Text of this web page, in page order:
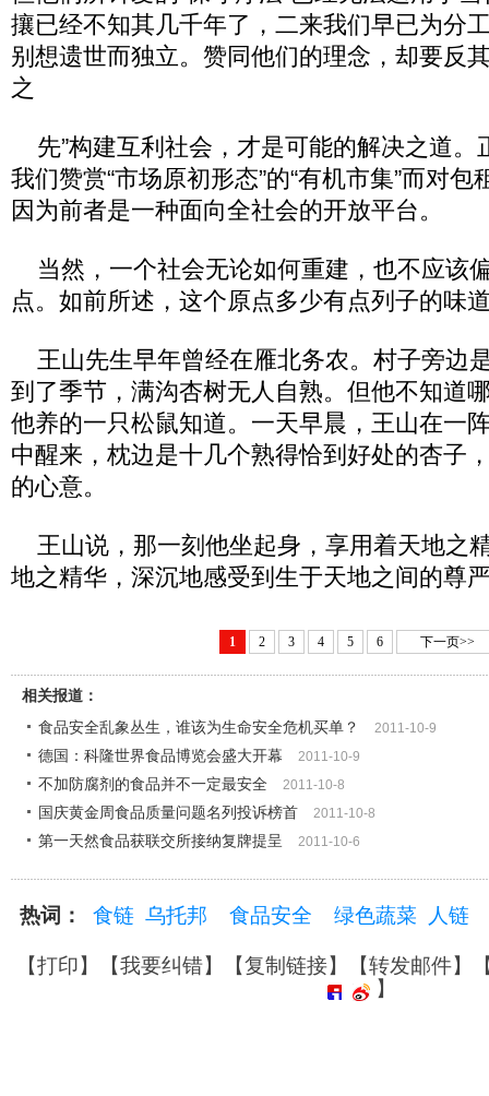
攘已经不知其几千年了，二来我们早已为分
别想遗世而独立。赞同他们的理念，却要反
之
先”构建互利社会，才是可能的解决之道。
我们赞赏“市场原初形态”的“有机市集”而对
因为前者是一种面向全社会的开放平台。
当然，一个社会无论如何重建，也不应该
点。如前所述，这个原点多少有点列子的味
王山先生早年曾经在雁北务农。村子旁边
到了季节，满沟杏树无人自熟。但他不知道
他养的一只松鼠知道。一天早晨，王山在一
中醒来，枕边是十几个熟得恰到好处的杏子
的心意。
王山说，那一刻他坐起身，享用着天地之
地之精华，深沉地感受到生于天地之间的尊
1 2 3 4 5 6 下一页>>
相关报道：
食品安全乱象丛生，谁该为生命安全危机买单？
2011-10-9
德国：科隆世界食品博览会盛大开幕 2011-10-9
不加防腐剂的食品并不一定最安全 2011-10-8
国庆黄金周食品质量问题名列投诉榜首 2011-10-8
第一天然食品获联交所接纳复牌提呈 2011-10-6
热词： 食链 乌托邦 食品安全 绿色蔬菜 人链
【打印】【我要纠错】【复制链接】【转发邮件】
】